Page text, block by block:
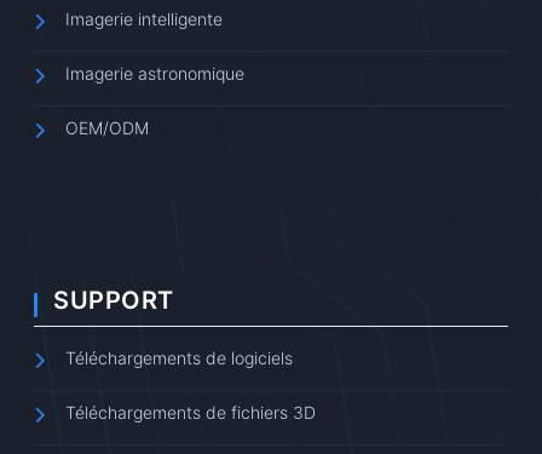
Imagerie intelligente
Imagerie astronomique
OEM/ODM
SUPPORT
Téléchargements de logiciels
Téléchargements de fichiers 3D